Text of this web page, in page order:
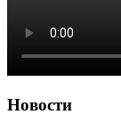
Новости